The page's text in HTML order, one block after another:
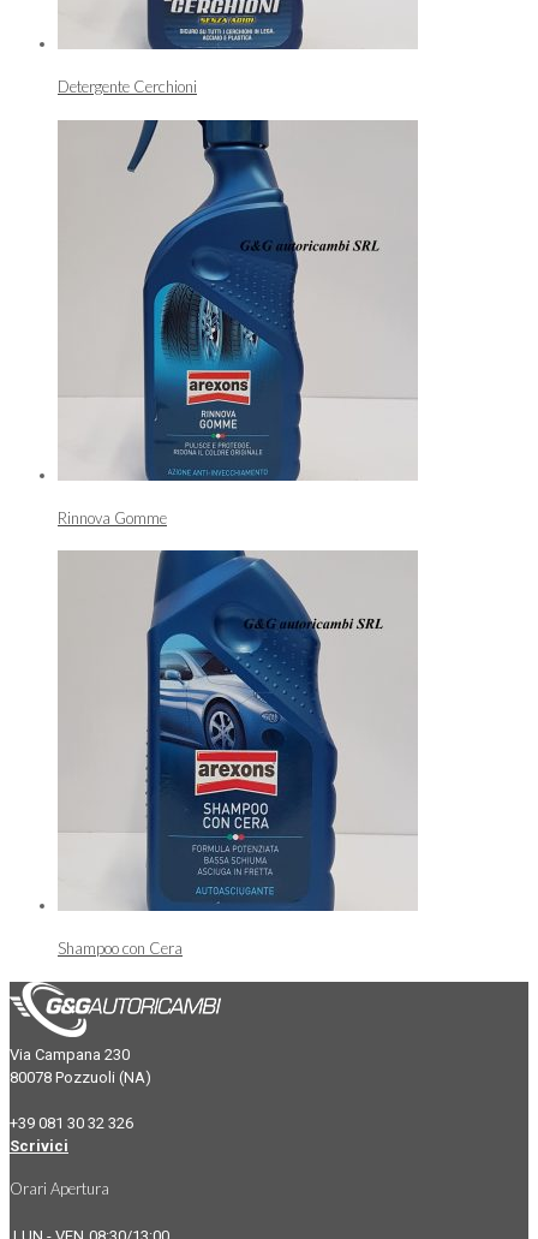
Detergente Cerchioni
Rinnova Gomme
Shampoo con Cera
Via Campana 230
80078 Pozzuoli (NA)
+39 081 30 32 326
Scrivici
Orari Apertura